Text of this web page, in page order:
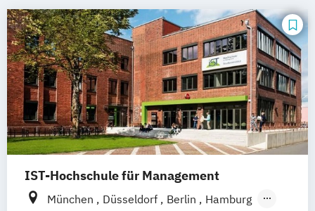
IST-Hochschule für Management
München Düsseldorf Berlin
Hamburg